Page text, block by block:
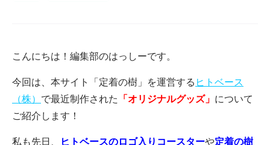
こんにちは！編集部のはっしーです。
今回は、本サイト「定着の樹」を運営する ヒトベース
（株） で最近制作された 「オリジナルグッズ」 について
ご紹介します！
私も先日、 ヒトベースのロゴ入りコースターや定着の樹